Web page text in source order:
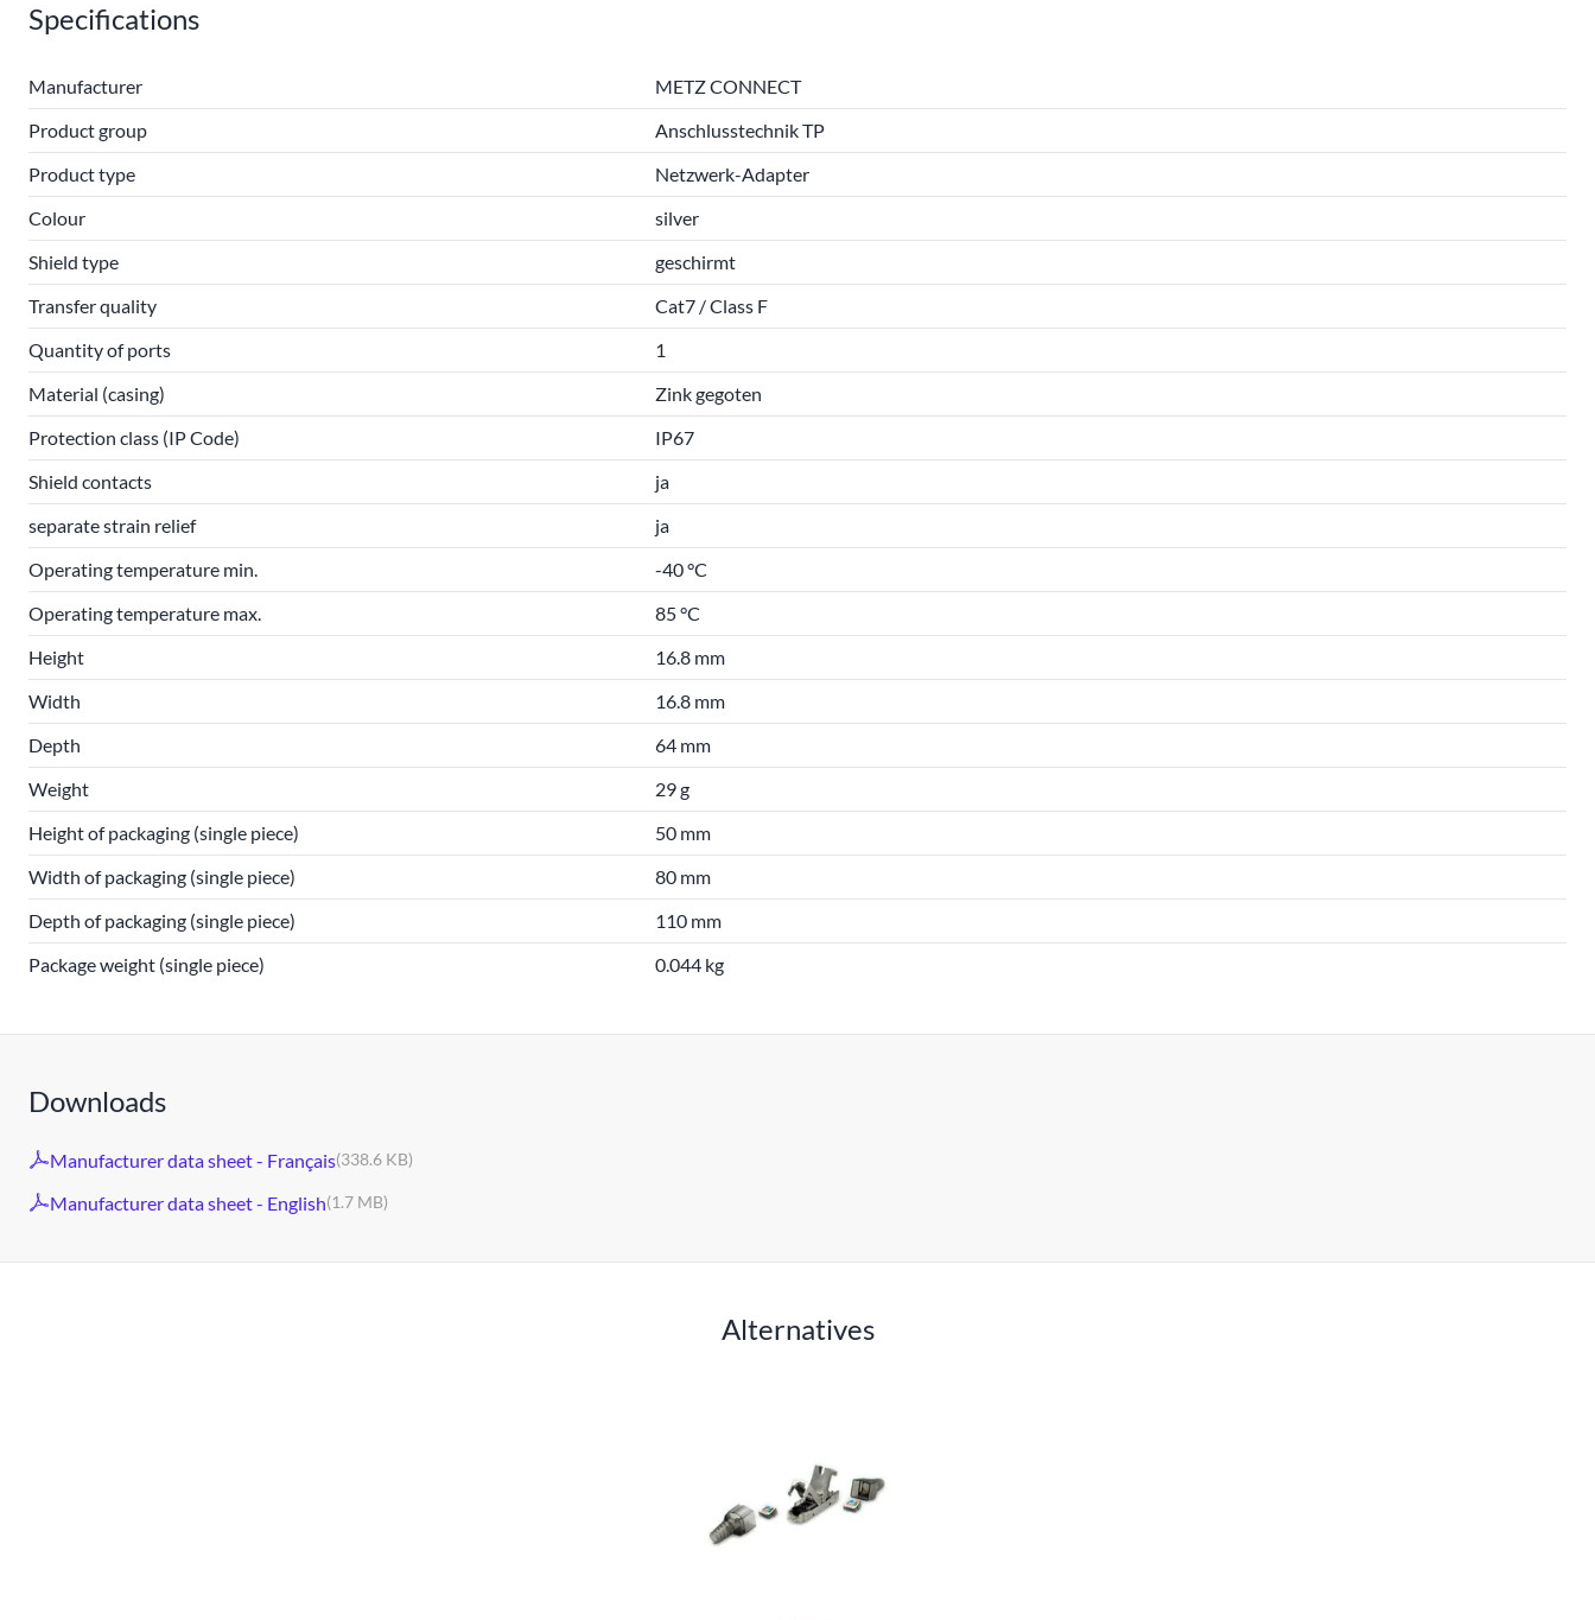
Specifications
Manufacturer
METZ CONNECT
Product group
Anschlusstechnik TP
Product type
Netzwerk-Adapter
Colour
silver
Shield type
geschirmt
Transfer quality
Cat7 / Class F
Quantity of ports
1
Material (casing)
Zink gegoten
Protection class (IP Code)
IP67
Shield contacts
ja
separate strain relief
ja
Operating temperature min.
-40 °C
Operating temperature max.
85 °C
Height
16.8 mm
Width
16.8 mm
Depth
64 mm
Weight
29 g
Height of packaging (single piece)
50 mm
Width of packaging (single piece)
80 mm
Depth of packaging (single piece)
110 mm
Package weight (single piece)
0.044 kg
Downloads
Manufacturer data sheet - Français(338.6 KB)
Manufacturer data sheet - English(1.7 MB)
Alternatives